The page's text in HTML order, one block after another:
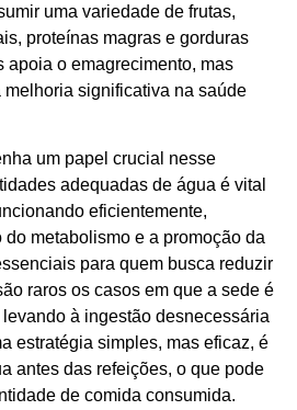
uma variedade de frutas,
proteínas magras e gorduras
apoia o emagrecimento, mas
melhoria significativa na saúde
um papel crucial nesse
adequadas de água é vital
eficientemente,
metabolismo e a promoção da
para quem busca reduzir
raros os casos em que a sede é
à ingestão desnecessária
estratégia simples, mas eficaz, é
antes das refeições, o que pode
de comida consumida.